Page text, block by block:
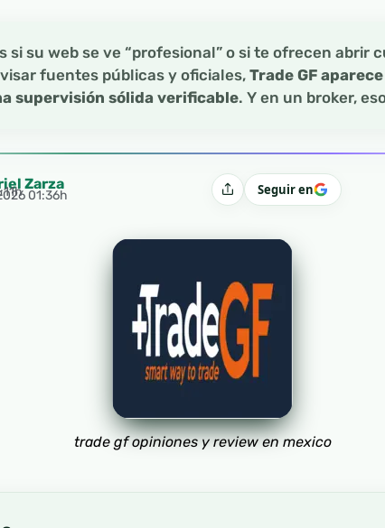
si su web se ve “profesional” o si te ofrecen abrir
fuentes públicas y oficiales, Trade GF
supervisión sólida verificable. Y en un broker,
Zarza
01:36h CompartirSeguir en
trade gf opiniones y review en mexico